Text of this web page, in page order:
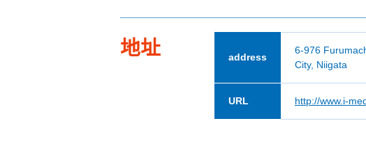
地址 address
6-976
City, Niigata
URL http://www.i-